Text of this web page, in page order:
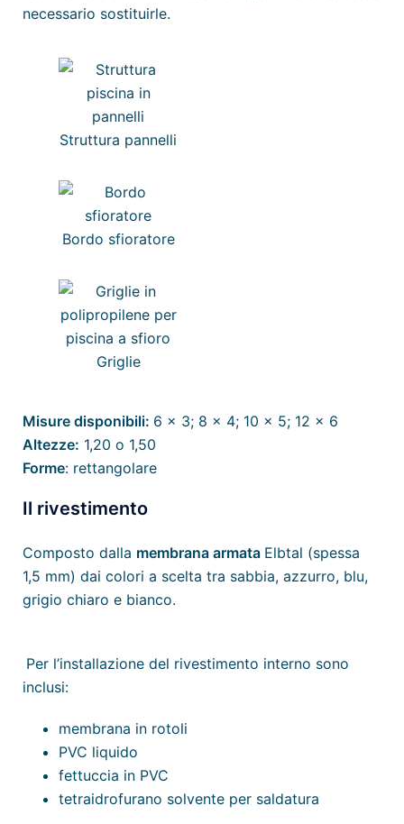
necessario sostituirle.
Struttura pannelli
Bordo sfioratore
Griglie
Misure disponibili: 6 x 3; 8 x 4; 10 x 5; 12 x 6
Altezze: 1,20 o 1,50
Forme: rettangolare
Il rivestimento
Composto dalla membrana armata Elbtal (spessa
1,5 mm) dai colori a scelta tra sabbia, azzurro, blu,
grigio chiaro e bianco.
Per l’installazione del rivestimento interno sono
inclusi:
membrana in rotoli
PVC liquido
fettuccia in PVC
tetraidrofurano solvente per saldatura